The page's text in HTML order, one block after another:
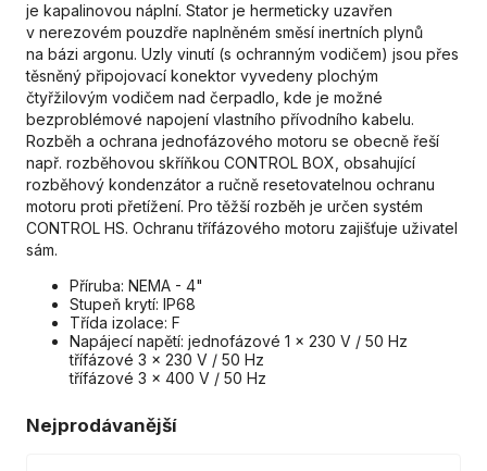
je kapalinovou náplní. Stator je hermeticky uzavřen
v nerezovém pouzdře naplněném směsí inertních plynů
na bázi argonu. Uzly vinutí (s ochranným vodičem) jsou přes
těsněný připojovací konektor vyvedeny plochým
čtyřžilovým vodičem nad čerpadlo, kde je možné
bezproblémové napojení vlastního přívodního kabelu.
Rozběh a ochrana jednofázového motoru se obecně řeší
např. rozběhovou skříňkou CONTROL BOX, obsahující
rozběhový kondenzátor a ručně resetovatelnou ochranu
motoru proti přetížení. Pro těžší rozběh je určen systém
CONTROL HS. Ochranu třífázového motoru zajišťuje uživatel
sám.
Příruba: NEMA - 4"
Stupeň krytí: IP68
Třída izolace: F
Napájecí napětí: jednofázové 1 x 230 V / 50 Hz
třífázové 3 x 230 V / 50 Hz
třífázové 3 x 400 V / 50 Hz
Nejprodávanější